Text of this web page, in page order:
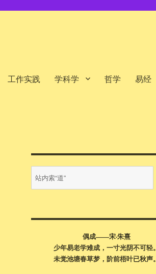
工作实践 学科学 哲学 易经
内
搜
偶成——宋·朱熹
少年易老学难成，一寸光阴不可轻。
未觉池塘春草梦，阶前梧叶已秋声。